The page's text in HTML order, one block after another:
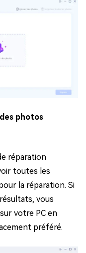
photos
réparation
toutes les
la réparation. Si
vous
votre PC en
préféré.